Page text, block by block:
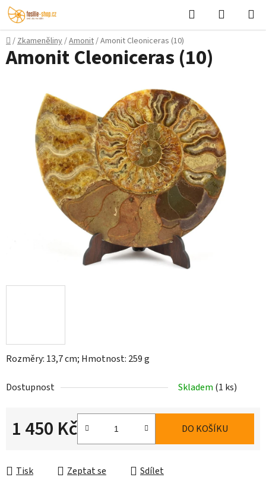
Přejít
na
obsah
Hledat
KOŠÍK
Domů
/Zkameněliny/Amonit/Amonit Cleoniceras (10)
Rozměry: 13,7 cm; Hmotnost: 259 g
Dostupnost Skladem (1 ks)
1 450 Kč DO KOŠÍKU
Tisk Zeptat se Sdílet
Amonit Cleoniceras (10)